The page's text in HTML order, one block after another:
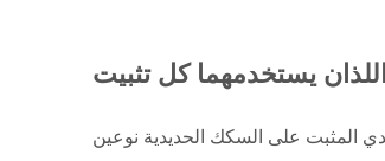
منتصف
بين
يستخدمهما كل تثبيت
المثبت على السكك الحديدية نوعين